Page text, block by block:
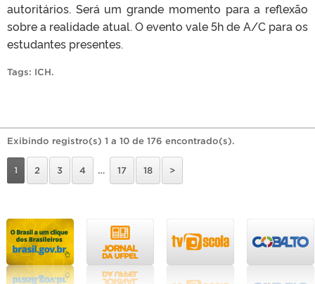
autoritários. Será um grande momento para a reflexão
sobre a realidade atual. O evento vale 5h de A/C para os
estudantes presentes.
Tags: ICH.
Exibindo registro(s) 1 a 10 de 176 encontrado(s).
1 2 3 4 … 17 18 >